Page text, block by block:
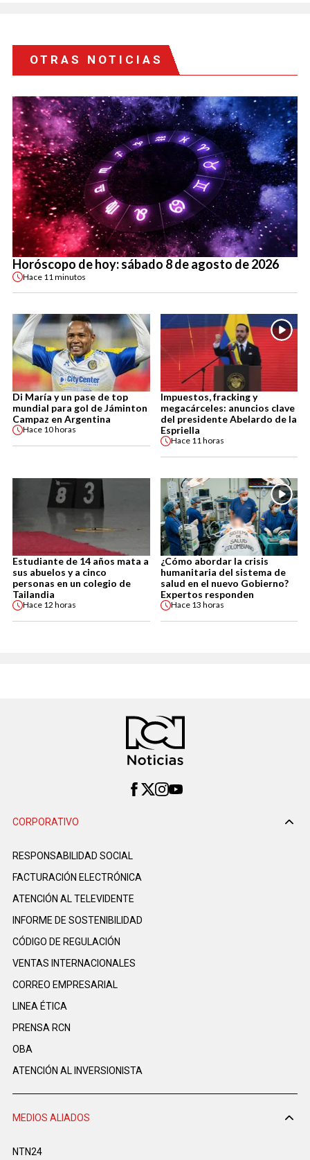
OTRAS NOTICIAS
Horóscopo de hoy: sábado 8 de agosto de 2026
Hace 11 minutos
Di María y un pase de top
mundial para gol de Jáminton
Campaz en Argentina
Hace 10 horas
Impuestos, fracking y
megacárceles: anuncios clave
del presidente Abelardo de la
Espriella
Hace 11 horas
Estudiante de 14 años mata a
sus abuelos y a cinco
personas en un colegio de
Tailandia
Hace 12 horas
¿Cómo abordar la crisis
humanitaria del sistema de
salud en el nuevo Gobierno?
Expertos responden
Hace 13 horas
CORPORATIVO
RESPONSABILIDAD SOCIAL
FACTURACIÓN ELECTRÓNICA
ATENCIÓN AL TELEVIDENTE
INFORME DE SOSTENIBILIDAD
CÓDIGO DE REGULACIÓN
VENTAS INTERNACIONALES
CORREO EMPRESARIAL
LINEA ÉTICA
PRENSA RCN
OBA
ATENCIÓN AL INVERSIONISTA
MEDIOS ALIADOS
NTN24